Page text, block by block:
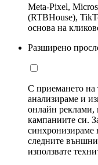
Meta-Pixel,
(RTBHouse),
основа на
Разширено
С приемането на
анализираме и
онлайн реклами,
кампаниите си.
синхронизираме
следните
използвате